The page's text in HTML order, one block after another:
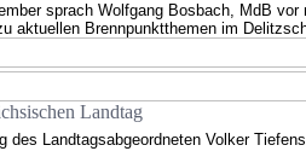
sprach Wolfgang Bosbach, MdB vor
aktuellen Brennpunktthemen im
Landtag
des Landtagsabgeordneten Volker